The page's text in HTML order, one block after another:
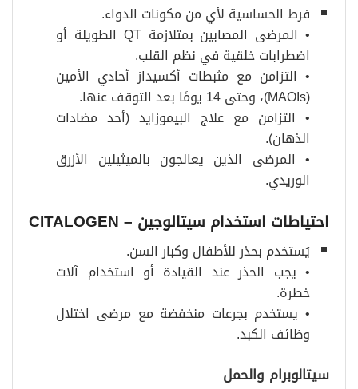
فرط الحساسية لأي من مكونات الدواء.
• المرضى المصابين بمتلازمة QT الطويلة أو
اضطرابات خلقية في نظم القلب.
• التزامن مع مثبطات أكسيداز أحادي الأمين
(MAOIs)، وحتى 14 يومًا بعد التوقف عنها.
• التزامن مع علاج البيموزايد (أحد مضادات
الذهان).
• المرضى الذين يعالجون بالميثيلين الأزرق
الوريدي.
احتياطات استخدام سيتالوجين – CITALOGEN
يُستخدم بحذر للأطفال وكبار السن.
• يجب الحذر عند القيادة أو استخدام آلات
خطرة.
• يستخدم بجرعات منخفضة مع مرضى اختلال
وظائف الكبد.
سيتالوبرام والحمل